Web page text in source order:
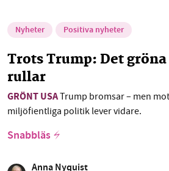
Nyheter Positiva nyheter
Trots Trump: Det
rullar
GRÖNT USATrump bromsar – men
miljöfientliga politik lever vidare.
Snabbläs